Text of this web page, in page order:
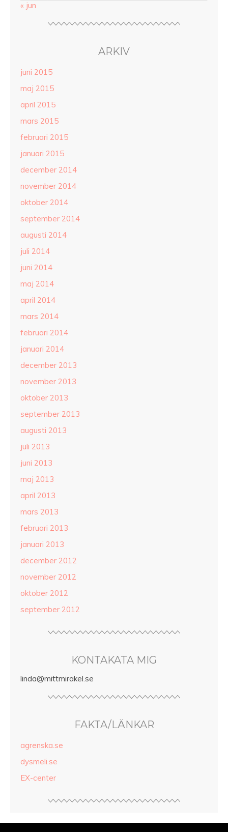
« jun
ARKIV
juni 2015
maj 2015
april 2015
mars 2015
februari 2015
januari 2015
december 2014
november 2014
oktober 2014
september 2014
augusti 2014
juli 2014
juni 2014
maj 2014
april 2014
mars 2014
februari 2014
januari 2014
december 2013
november 2013
oktober 2013
september 2013
augusti 2013
juli 2013
juni 2013
maj 2013
april 2013
mars 2013
februari 2013
januari 2013
december 2012
november 2012
oktober 2012
september 2012
KONTAKATA MIG
linda@mittmirakel.se
FAKTA/LÄNKAR
agrenska.se
dysmeli.se
EX-center